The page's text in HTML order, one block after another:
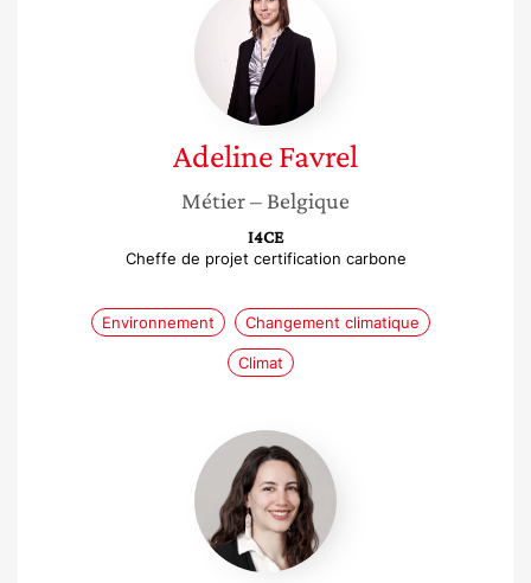
Favrel
AdelineFavrel
Métier– Belgique
I4CE
Cheffe de projet certification carbone
Environnement Changement climatique
Climat
Julie
Daunay